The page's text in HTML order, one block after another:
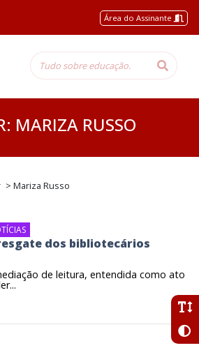
Área do Assinante
MARIZA RUSSO
> Mariza Russo
dos bibliotecários
de leitura, entendida como ato